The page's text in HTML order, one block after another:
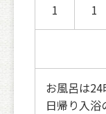
1 1
お風呂は
日帰り入浴